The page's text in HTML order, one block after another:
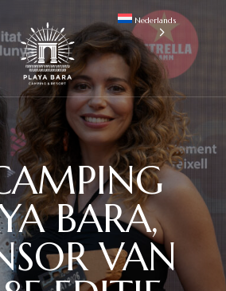
Nederlands
BARA,
VAN